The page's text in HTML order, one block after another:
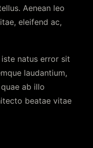
Aenean leo
eleifend ac,
natus error sit
laudantium,
ab illo
beatae vitae